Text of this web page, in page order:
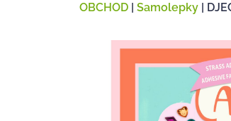
OBCHOD | Samolepky |